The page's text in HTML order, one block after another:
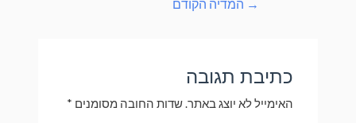
→ המדיה הקודם
כתיבת תגובה
האימייל לא יוצג באתר.שדות החובה מסומנים *